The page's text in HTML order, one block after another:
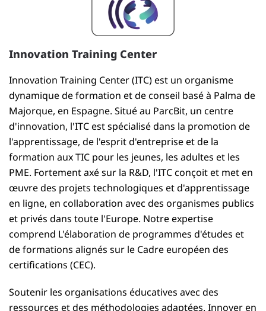
Innovation Training Center
Innovation Training Center (ITC) est un organisme
dynamique de formation et de conseil basé à Palma de
Majorque, en Espagne. Situé au ParcBit, un centre
d'innovation, l'ITC est spécialisé dans la promotion de
l'apprentissage, de l'esprit d'entreprise et de la
formation aux TIC pour les jeunes, les adultes et les
PME. Fortement axé sur la R&D, l'ITC conçoit et met en
œuvre des projets technologiques et d'apprentissage
en ligne, en collaboration avec des organismes publics
et privés dans toute l'Europe. Notre expertise
comprend L'élaboration de programmes d'études et
de formations alignés sur le Cadre européen des
certifications (CEC).
Soutenir les organisations éducatives avec des
ressources et des méthodologies adaptées. Innover en